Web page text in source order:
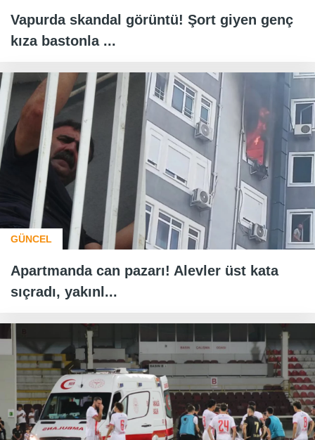
Vapurda skandal görüntü! Şort giyen genç
kıza bastonla ...
GÜNCEL
Apartmanda can pazarı! Alevler üst kata
sıçradı, yakınl...